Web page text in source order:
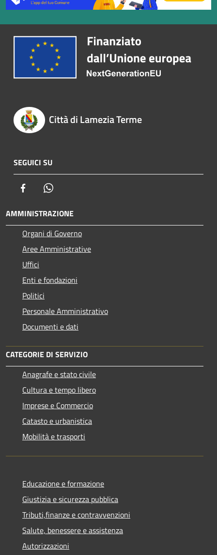
Città di Lamezia Terme
SEGUICI SU
Facebook
AMMINISTRAZIONE
Organi di Governo
Aree Amministrative
Uffici
Enti e fondazioni
Politici
Personale Amministrativo
Documenti e dati
CATEGORIE DI SERVIZIO
Anagrafe e stato civile
Cultura e tempo libero
Imprese e Commercio
Catasto e urbanistica
Mobilità e trasporti
Educazione e formazione
Giustizia e sicurezza pubblica
Tributi,finanze e contravvenzioni
Salute, benessere e assistenza
Autorizzazioni